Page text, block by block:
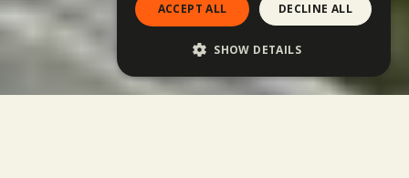
Ott a helyem! →
ACCEPT ALL DECLINE ALL
SHOW DETAILS